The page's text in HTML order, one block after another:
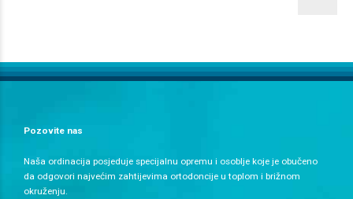
Pozovite nas
Naša ordinacija posjeduje specijalnu opremu i osoblje koje je obučeno
da odgovori najvećim zahtijevima ortodoncije u toplom i brižnom
okruženju.